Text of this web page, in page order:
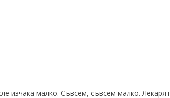
изчака малко. Съвсем, съвсем малко. Лекарят